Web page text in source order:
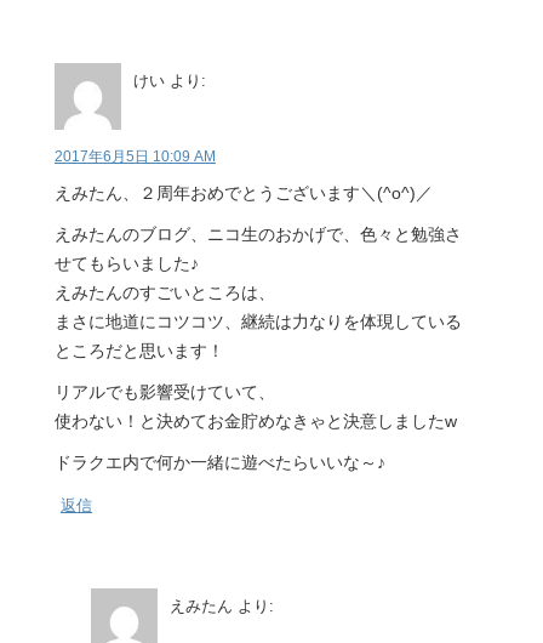
けい より:
2017年6月5日 10:09 AM
えみたん、２周年おめでとうございます＼(^o^)／
えみたんのブログ、ニコ生のおかげで、色々と勉強さ
せてもらいました♪
えみたんのすごいところは、
まさに地道にコツコツ、継続は力なりを体現している
ところだと思います！
リアルでも影響受けていて、
使わない！と決めてお金貯めなきゃと決意しましたw
ドラクエ内で何か一緒に遊べたらいいな～♪
返信
えみたん より: